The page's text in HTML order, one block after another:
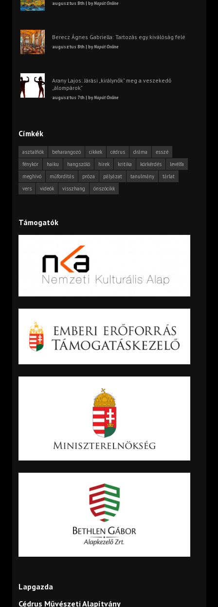
augusztus 8th | byNapút Online
Berecz Ágnes Gabriella: Tartozás egy kiválóság felé
augusztus 8th | byNapút Online
Arany Lajos: Járási „királynők” meg a veszekedő
„álompárok”
augusztus 7th | byNapút Online
Címkék
asztalfiók beharangozó cikkek cédrus dráma
esszé
fénykör
haiku hangszóló hírek kritika körkérdés
levélfa
meghívó
műfordítás próza pályázat tanulmány
tárlat
vers
videók visszhang önszócikk
Támogatók
Lapgazda
Cédrus Művészeti Alapítvány